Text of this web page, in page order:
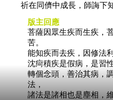
祈在同儕中成長，師誨下
版主回應
菩薩因眾生疾而生疾，
苦。
能知疾而去疾，因修法
沈疴積疾是假病，是習
轉個念頭，善治其病，
法，
諸法是諸相也是塵相，